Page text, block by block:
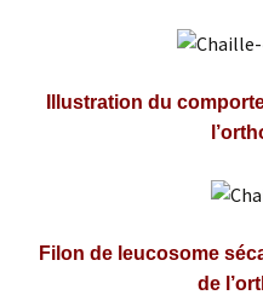
Illustration du
Filon de leucosome
de